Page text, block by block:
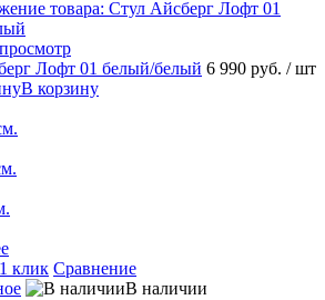
Лофт 01 белый/белый 6 990 руб. / шт
В корзину
клик Сравнение
В наличии